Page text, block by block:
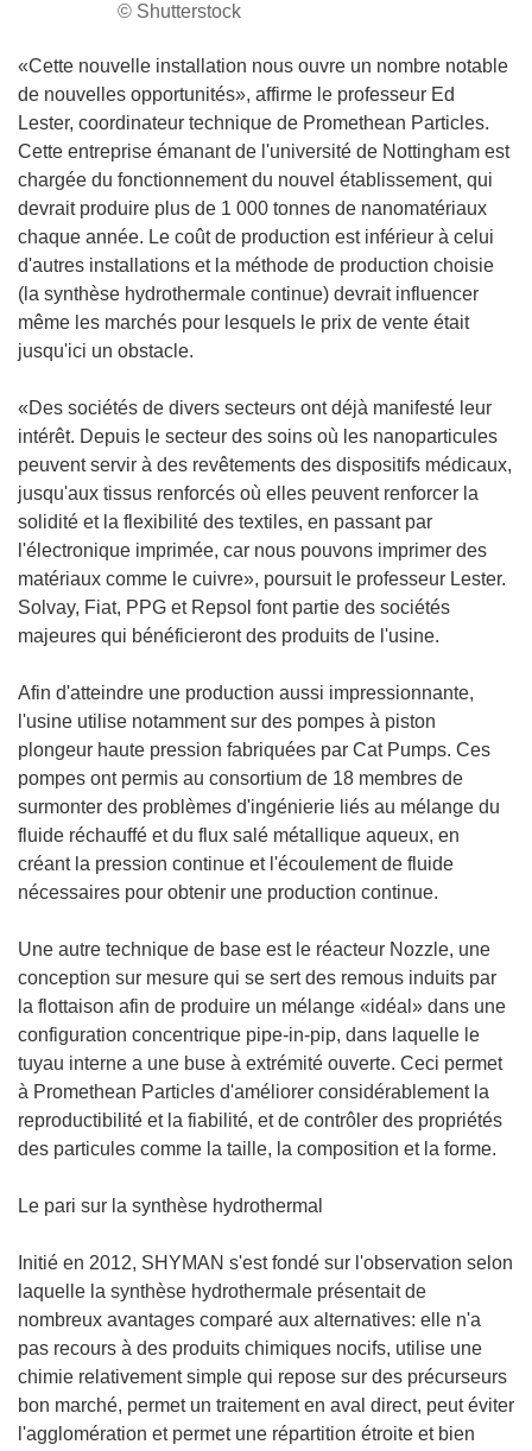
© Shutterstock
«Cette nouvelle installation nous ouvre un nombre notable
de nouvelles opportunités», affirme le professeur Ed
Lester, coordinateur technique de Promethean Particles.
Cette entreprise émanant de l'université de Nottingham est
chargée du fonctionnement du nouvel établissement, qui
devrait produire plus de 1 000 tonnes de nanomatériaux
chaque année. Le coût de production est inférieur à celui
d'autres installations et la méthode de production choisie
(la synthèse hydrothermale continue) devrait influencer
même les marchés pour lesquels le prix de vente était
jusqu'ici un obstacle.
«Des sociétés de divers secteurs ont déjà manifesté leur
intérêt. Depuis le secteur des soins où les nanoparticules
peuvent servir à des revêtements des dispositifs médicaux,
jusqu'aux tissus renforcés où elles peuvent renforcer la
solidité et la flexibilité des textiles, en passant par
l'électronique imprimée, car nous pouvons imprimer des
matériaux comme le cuivre», poursuit le professeur Lester.
Solvay, Fiat, PPG et Repsol font partie des sociétés
majeures qui bénéficieront des produits de l'usine.
Afin d'atteindre une production aussi impressionnante,
l'usine utilise notamment sur des pompes à piston
plongeur haute pression fabriquées par Cat Pumps. Ces
pompes ont permis au consortium de 18 membres de
surmonter des problèmes d'ingénierie liés au mélange du
fluide réchauffé et du flux salé métallique aqueux, en
créant la pression continue et l'écoulement de fluide
nécessaires pour obtenir une production continue.
Une autre technique de base est le réacteur Nozzle, une
conception sur mesure qui se sert des remous induits par
la flottaison afin de produire un mélange «idéal» dans une
configuration concentrique pipe-in-pip, dans laquelle le
tuyau interne a une buse à extrémité ouverte. Ceci permet
à Promethean Particles d'améliorer considérablement la
reproductibilité et la fiabilité, et de contrôler des propriétés
des particules comme la taille, la composition et la forme.
Le pari sur la synthèse hydrothermal
Initié en 2012, SHYMAN s'est fondé sur l'observation selon
laquelle la synthèse hydrothermale présentait de
nombreux avantages comparé aux alternatives: elle n'a
pas recours à des produits chimiques nocifs, utilise une
chimie relativement simple qui repose sur des précurseurs
bon marché, permet un traitement en aval direct, peut éviter
l'agglomération et permet une répartition étroite et bien